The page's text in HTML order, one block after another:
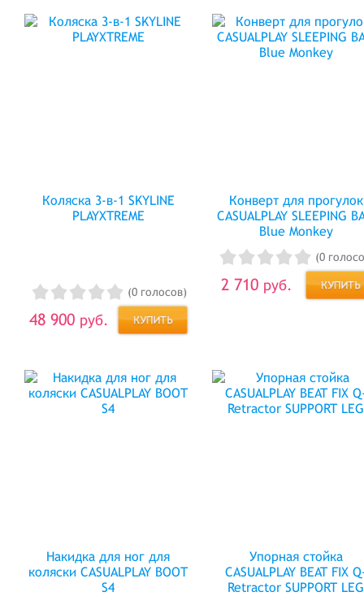
Коляска 3-в-1 SKYLINE
PLAYXTREME
(0 голосов)
48 900 руб.
Конверт для прогулок
CASUALPLAY SLEEPING
Blue Monkey
(0
2 710 руб.
Накидка для ног для
коляски CASUALPLAY BOOT
S4
Упорная стойка
CASUALPLAY BEAT FIX
Retractor SUPPORT LEG